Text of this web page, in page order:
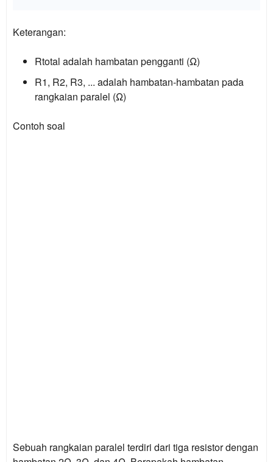
Keterangan:
Rtotal adalah hambatan pengganti (Ω)
R1, R2, R3, ... adalah hambatan-hambatan pada
rangkaian paralel (Ω)
Contoh soal
Sebuah rangkaian paralel terdiri dari tiga resistor dengan